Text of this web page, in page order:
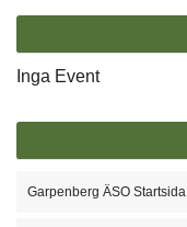
Inga Event
Garpenberg ÄSO Startsida